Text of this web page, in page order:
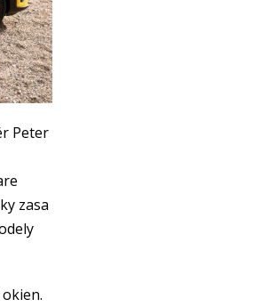
Peter
zasa